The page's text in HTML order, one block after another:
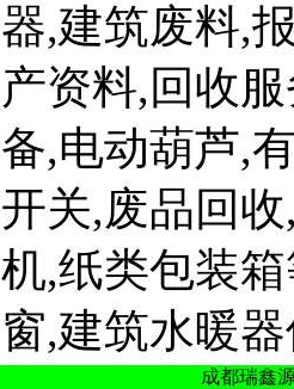
器,建筑废料,
产资料,回收
备,电动葫芦,
开关,废品回
机,纸类包装
窗,建筑水暖
成都瑞鑫